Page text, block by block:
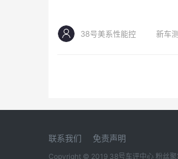
38号美系性能控 新车
联系我们 免责声明
Copyright © 2019 38号车评中心 粉丝聚